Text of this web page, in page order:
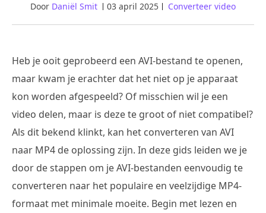
Door Daniël Smit 03 april 2025 Converteer video
Heb je ooit geprobeerd een AVI-bestand te openen,
maar kwam je erachter dat het niet op je apparaat
kon worden afgespeeld? Of misschien wil je een
video delen, maar is deze te groot of niet compatibel?
Als dit bekend klinkt, kan het converteren van AVI
naar MP4 de oplossing zijn. In deze gids leiden we je
door de stappen om je AVI-bestanden eenvoudig te
converteren naar het populaire en veelzijdige MP4-
formaat met minimale moeite. Begin met lezen en